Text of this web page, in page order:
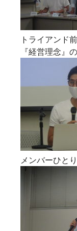
トライアンド
『経営理念』
メンバーひと